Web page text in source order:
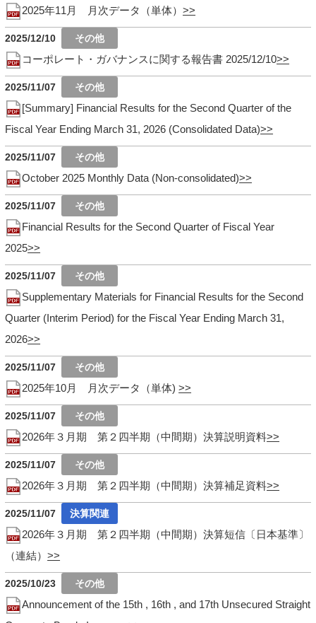
2025年11月 月次データ（単体）
2025/12/10
コーポレート・ガバナンスに関する報告書 2025/12/10
2025/11/07
[Summary] Financial Results for the Second Quarter of the
Fiscal Year Ending March 31, 2026 (Consolidated Data)
2025/11/07
October 2025 Monthly Data (Non-consolidated)
2025/11/07
Financial Results for the Second Quarter of Fiscal Year
2025
2025/11/07
Supplementary Materials for Financial Results for the Second
Quarter (Interim Period) for the Fiscal Year Ending March 31,
2026
2025/11/07
2025年10月 月次データ（単体)
2025/11/07
2026年３月期 第２四半期（中間期）決算説明資料
2025/11/07
2026年３月期 第２四半期（中間期）決算補足資料
2025/11/07
2026年３月期 第２四半期（中間期）決算短信〔日本基準〕
（連結）
2025/10/23
Announcement of the 15th , 16th , and 17th Unsecured Straight